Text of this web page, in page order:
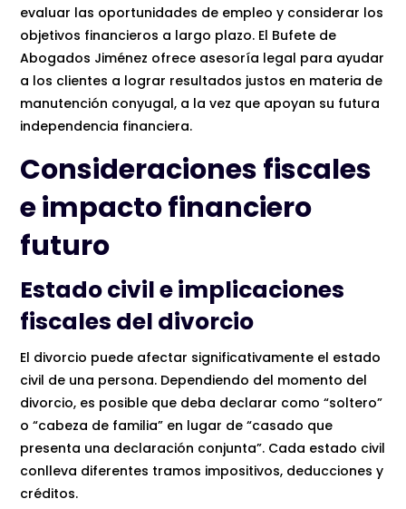
evaluar las oportunidades de empleo y considerar los
objetivos financieros a largo plazo. El Bufete de
Abogados Jiménez ofrece asesoría legal para ayudar
a los clientes a lograr resultados justos en materia de
manutención conyugal, a la vez que apoyan su futura
independencia financiera.
Consideraciones fiscales
e impacto financiero
futuro
Estado civil e implicaciones
fiscales del divorcio
El divorcio puede afectar significativamente el estado
civil de una persona. Dependiendo del momento del
divorcio, es posible que deba declarar como “soltero”
o “cabeza de familia” en lugar de “casado que
presenta una declaración conjunta”. Cada estado civil
conlleva diferentes tramos impositivos, deducciones y
créditos.